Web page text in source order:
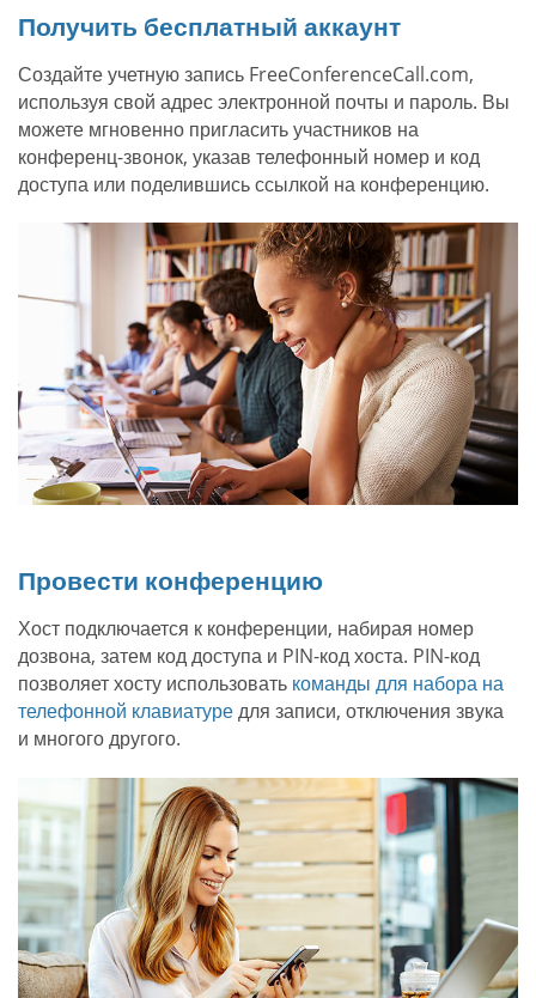
Получить бесплатный аккаунт
Создайте учетную запись FreeConferenceCall.com,
используя свой адрес электронной почты и пароль. Вы
можете мгновенно пригласить участников на
конференц-звонок, указав телефонный номер и код
доступа или поделившись ссылкой на конференцию.
Провести конференцию
Хост подключается к конференции, набирая номер
дозвона, затем код доступа и PIN-код хоста. PIN-код
позволяет хосту использовать команды для набора на
телефонной клавиатуредля записи, отключения звука
и многого другого.